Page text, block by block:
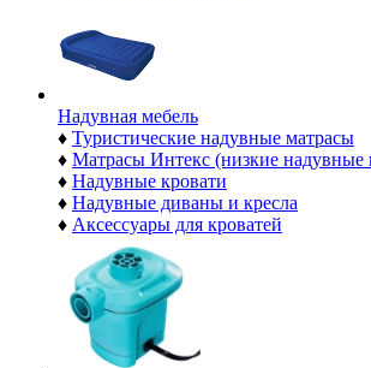
Надувная мебель
♦ Туристические надувные матрасы
♦ Матрасы Интекс (низкие надувные
♦ Надувные кровати
♦ Надувные диваны и кресла
♦ Аксессуары для кроватей